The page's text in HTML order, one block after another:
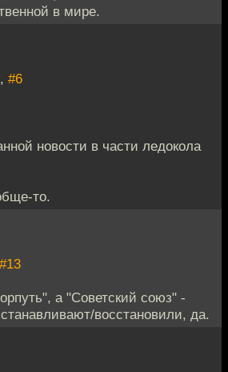
в мире.
#6
новости в части ледокола
то.
#13
а "Советский союз" -
восстановили, да.